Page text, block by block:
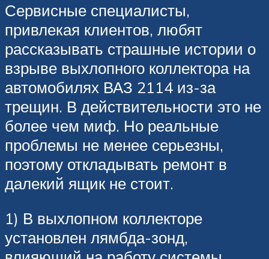
Сервисные специалисты,
привлекая клиентов, любят
рассказывать страшные истории о
взрыве выхлопного коллектора на
автомобилях ВАЗ 2114 из-за
трещин. В действительности это не
более чем миф. Но реальные
проблемы не менее серьезны,
поэтому откладывать ремонт в
далекий ящик не стоит.
1) В выхлопном коллекторе
установлен лямбда-зонд,